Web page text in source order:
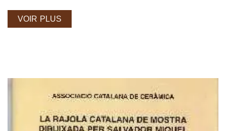
VOIR PLUS